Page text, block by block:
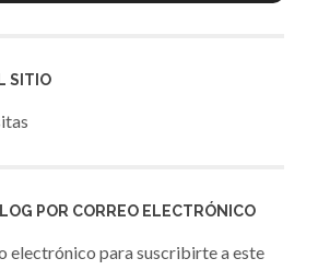
SITIO
POR CORREO ELECTRÓNICO
electrónico para suscribirte a este